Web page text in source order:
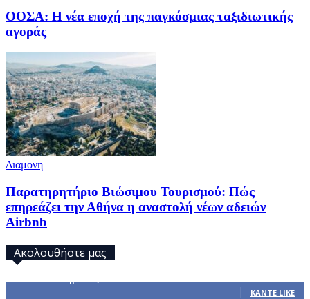
ΟΟΣΑ: Η νέα εποχή της παγκόσμιας ταξιδιωτικής
αγοράς
Διαμονη
Παρατηρητήριο Βιώσιμου Τουρισμού: Πώς
επηρεάζει την Αθήνα η αναστολή νέων αδειών
Airbnb
Ακολουθήστε μας
ΚΆΝΤΕ LIKE